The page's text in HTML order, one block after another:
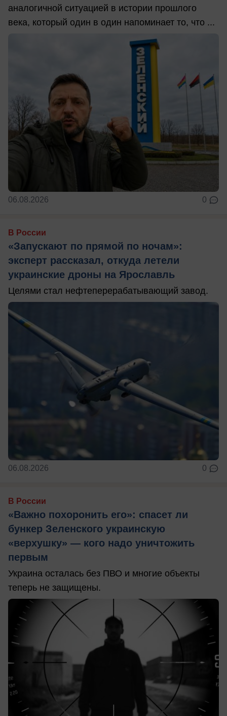
аналогичной ситуацией в истории прошлого
века, который один в один напоминает то, что ...
06.08.2026 0
В России
«Запускают по прямой по ночам»:
эксперт рассказал, откуда летели
украинские дроны на Ярославль
Целями стал нефтеперерабатывающий завод.
06.08.2026 0
В России
«Важно похоронить его»: спасет ли
бункер Зеленского украинскую
«верхушку» — кого надо уничтожить
первым
Украина осталась без ПВО и многие объекты
теперь не защищены.